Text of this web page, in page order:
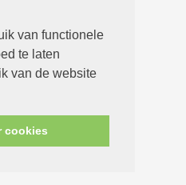
van functionele
te laten
van de website
cookies